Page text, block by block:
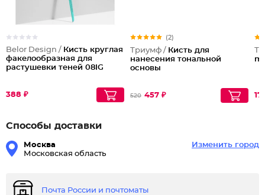
Belor Design / Кисть круглая
факелообразная для
растушевки теней 08IG
388 ₽
(2)
Триумф / Кисть для
нанесения тональной
основы
520 457 ₽
Способы доставки
Москва
Московская область
Изменить город
Почта России и почтоматы